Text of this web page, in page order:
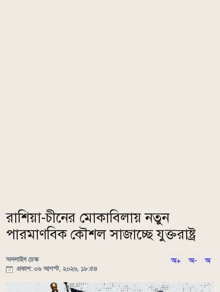
রাশিয়া-চীনের মোকাবিলায় নতুন
পারমাণবিক কৌশল সাজাচ্ছে যুক্তরাষ্ট্র
অনলাইন ডেস্ক
প্রকাশ: ০৬ আগস্ট, ২০২৬, ১৮:৫৪
অ+ অ- অ